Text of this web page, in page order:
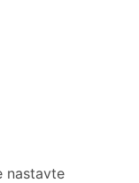
nastavte